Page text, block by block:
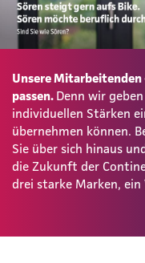
Unsere
passen. Denn wir
individuellen Stärken
übernehmen können.
Sie über sich hinaus
die Zukunft der
drei starke Marken, ein